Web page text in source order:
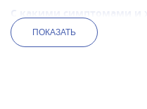
С какими симптомами и
аритмологу
Пациенты обычно
связанные с нарушением
ПОКАЗАТЬ